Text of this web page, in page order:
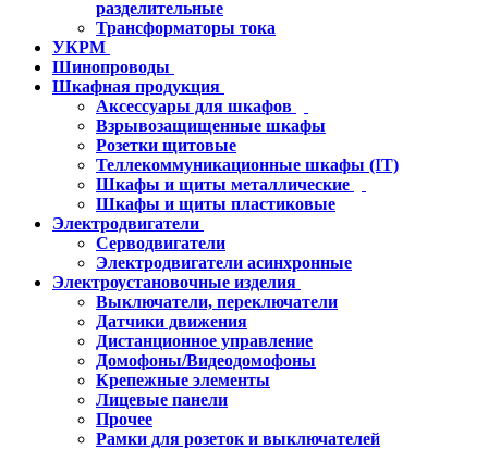
разделительные
Трансформаторы тока
УКРМ
Шинопроводы
Шкафная продукция
Аксессуары для шкафов
Взрывозащищенные шкафы
Розетки щитовые
Теллекоммуникационные шкафы (IT)
Шкафы и щиты металлические
Шкафы и щиты пластиковые
Электродвигатели
Серводвигатели
Электродвигатели асинхронные
Электроустановочные изделия
Выключатели, переключатели
Датчики движения
Дистанционное управление
Домофоны/Видеодомофоны
Крепежные элементы
Лицевые панели
Прочее
Рамки для розеток и выключателей